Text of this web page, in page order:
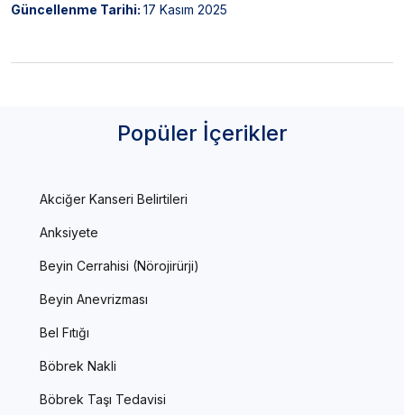
Güncellenme Tarihi: 17 Kasım 2025
Popüler İçerikler
Akciğer Kanseri Belirtileri
Anksiyete
Beyin Cerrahisi (Nörojirürji)
Beyin Anevrizması
Bel Fıtığı
Böbrek Nakli
Böbrek Taşı Tedavisi